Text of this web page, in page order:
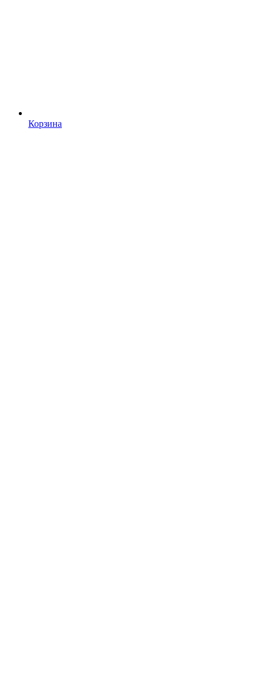
Корзина